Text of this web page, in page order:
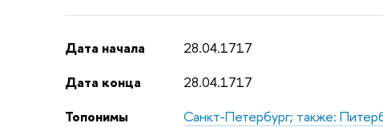
Дата начала
28.04.1717
Дата конца
28.04.1717
Топонимы
Санкт-Петербург; также: